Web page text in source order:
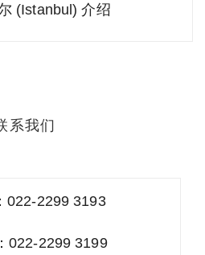
(Istanbul) 介绍
系我们
022-2299 3193
022-2299 3199